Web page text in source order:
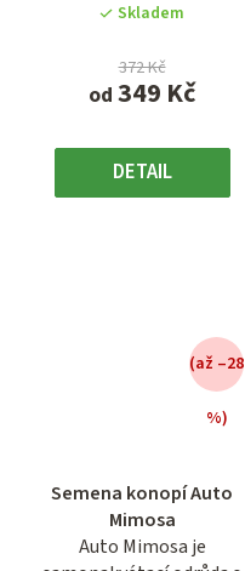
prémiové...
Skladem
od 349 Kč
372 Kč
DETAIL
hvězdiček.
Semena konopí Auto
Mimosa
Auto Mimosa je
(až –28
%)
produktu
je
4,0